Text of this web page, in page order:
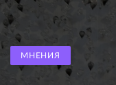
МНЕНИЯ